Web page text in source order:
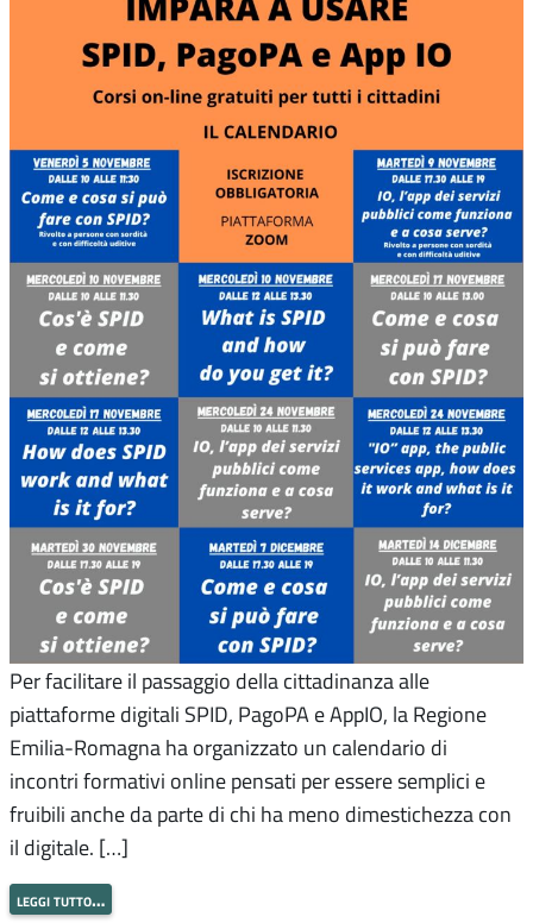
Per facilitare il passaggio della cittadinanza alle
piattaforme digitali SPID, PagoPA e AppIO, la Regione
Emilia-Romagna ha organizzato un calendario di
incontri formativi online pensati per essere semplici e
fruibili anche da parte di chi ha meno dimestichezza con
il digitale. […]
leggi tutto…